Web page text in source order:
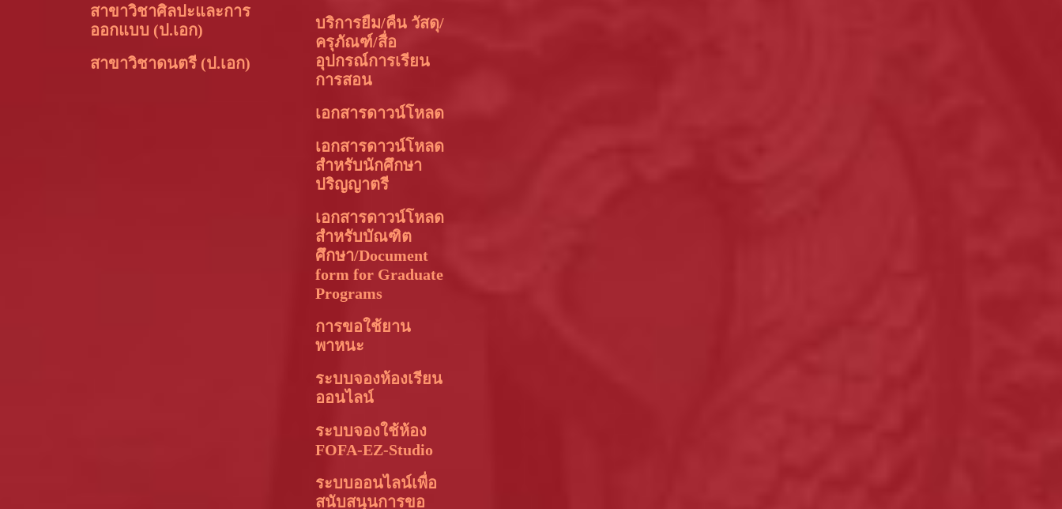
สาขาวิชาศิลปะและการ
ออกแบบ (ป.เอก)
สาขาวิชาดนตรี (ป.เอก)
บริการยืม/คืน วัสดุ/
ครุภัณฑ์/สื่อ
อุปกรณ์การเรียน
การสอน
เอกสารดาวน์โหลด
เอกสารดาวน์โหลด
สำหรับนักศึกษา
ปริญญาตรี
เอกสารดาวน์โหลด
สำหรับบัณฑิต
ศึกษา/Document
form for Graduate
Programs
การขอใช้ยาน
พาหนะ
ระบบจองห้องเรียน
ออนไลน์
ระบบจองใช้ห้อง
FOFA-EZ-Studio
ระบบออนไลน์เพื่อ
สนับสนุนการขอ